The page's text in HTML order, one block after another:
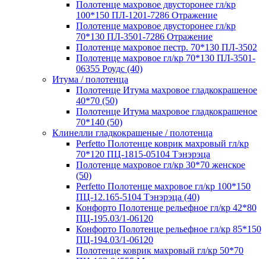
Полотенце махровое двусторонее гл/кр
100*150 ПЛ-1201-7286 Отражение
Полотенце махровое двусторонее гл/кр
70*130 ПЛ-3501-7286 Отражение
Полотенце махровое пестр. 70*130 ПЛ-3502
Полотенце махровое гл/кр 70*130 ПЛ-3501-
06355 Роудс (40)
Итума / полотенца
Полотенце Итума махровое гладкокрашеное
40*70 (50)
Полотенце Итума махровое гладкокрашеное
70*140 (50)
Клинелли гладкокрашеные / полотенца
Perfetto Полотенце коврик махровый гл/кр
70*120 ПЦ-1815-05104 Тэнэрэца
Полотенце махровое гл/кр 30*70 женское
(50)
Perfetto Полотенце махровое гл/кр 100*150
ПЦ-12.165-5104 Тэнэрэца (40)
Конфорто Полотенце рельефное гл/кр 42*80
ПЦ-195.03/1-06120
Конфорто Полотенце рельефное гл/кр 85*150
ПЦ-194.03/1-06120
Полотенце коврик махровый гл/кр 50*70